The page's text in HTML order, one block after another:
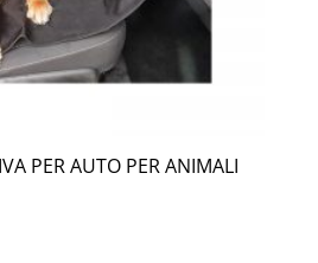
PER AUTO PER ANIMALI